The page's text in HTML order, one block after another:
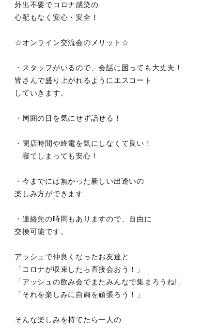
外出不要でコロナ感染の
心配もなく安心・安全！
☆オンライン交流会のメリット☆
・スタッフがいるので、会話に困っても大丈夫！
皆さんで盛り上がれるようにエスコート
していきます。
・周囲の目を気にせず話せる！
・閉店時間や終電を気にしなくて良い！
寝てしまっても安心！
・今までには無かった新しい出逢いの
楽しみ方ができます
・連絡先の時間もありますので、自由に
交換可能です。
アッシュで仲良くなったお友達と
「コロナが収束したら直接会おう！」
「アッシュの飲み会でまたみんなで集まろうね!」
「それを楽しみに自粛を頑張ろう！」
そんな楽しみを持てたら一人の